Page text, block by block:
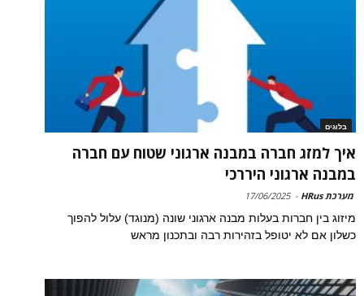
בלוגים
איך למזג חברה במבנה ארגוני שטוח עם חברה
במבנה ארגוני היררכי
מערכת HRus -
17/06/2025
מיזוג בין חברות בעלות מבנה ארגוני שונה (מנוגד) עלול להפוך
כשלון אם לא יטופל בזהירות רבה ובתכנון מראש